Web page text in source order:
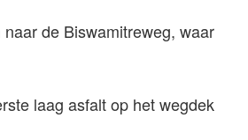
de Biswamitreweg, waar
laag asfalt op het wegdek